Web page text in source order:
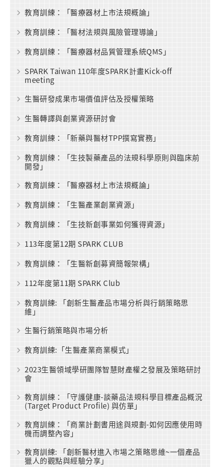
教育訓練：「醫療器材上市法規概論」
教育訓練：「醫材法規與風險管理導論」
教育訓練：「醫療器材品質管理系統QMS」
SPARK Taiwan 110年度SPARK計畫Kick-off
meeting
生醫研發成果市場價值評估及授權策略
生醫轉譯與創業資源研討會
教育訓練：「新藥與醫材TPP撰寫實務」
教育訓練：「生技製藥產品的法規科學原則與臨床前
開發」
教育訓練：「醫療器材上市法規概論」
教育訓練：「生醫產業創業資源」
教育訓練：「生技新創事業如何獲得資源」
113年度第12期 SPARK CLUB
教育訓練：「生醫新創募資簡報架構」
112年度第11期 SPARK Club
教育訓練: 「創新生醫產品市場分析與行銷策略思
維」
生醫行銷策略與市場分析
教育訓練:「生醫產業商業模式」
2023生醫領域學研團隊智慧財產權之發展及策略研討
會
教育訓練：「守護健康-談藥品法規科學目標產品概況
(Target Product Profile) 與仿單」
教育訓練：「商業計劃書用途與規劃-如何因應使用時
機而調整內容」
教育訓練: 「創新醫材進入市場之策略思維~一個產品
獵人的觀點與經驗分享」